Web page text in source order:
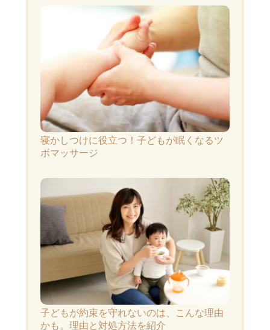
寝かしつけに役立つ！子どもが眠くなるツ
ボマッサージ
子どもが約束を守れないのは、こんな理由
かも。理由と対処方法を紹介